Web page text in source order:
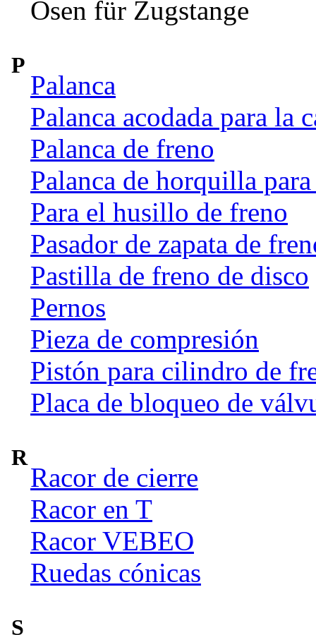
Ösen für Zugstange
P
Palanca
Palanca acodada para la
Palanca de freno
Palanca de horquilla
Para el husillo de freno
Pasador de zapata de
Pastilla de freno de disco
Pernos
Pieza de compresión
Pistón para cilindro de
Placa de bloqueo de
R
Racor de cierre
Racor en T
Racor VEBEO
Ruedas cónicas
S